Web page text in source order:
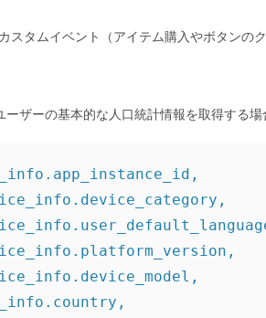
スタムイベント（アイテム購入やボタンの
ザーの基本的な人口統計情報を取得する場